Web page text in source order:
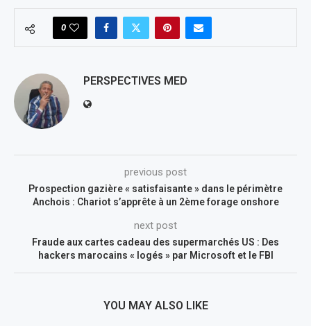
0
PERSPECTIVES MED
previous post
Prospection gazière « satisfaisante » dans le périmètre
Anchois : Chariot s’apprête à un 2ème forage onshore
next post
Fraude aux cartes cadeau des supermarchés US : Des
hackers marocains « logés » par Microsoft et le FBI
YOU MAY ALSO LIKE